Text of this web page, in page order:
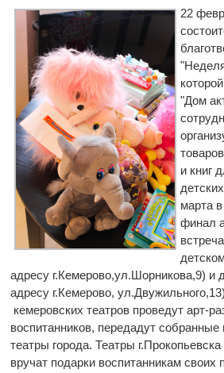
22
"Дом
и книг
марта
финал
адресу г.Кемерово,ул.Шорникова,9)
адресу г.Кемерово,
кемеровских театров проведут арт-
воспитанников, передадут
театры города. Театры г.Прокопьевска
вручат подарки воспитанникам